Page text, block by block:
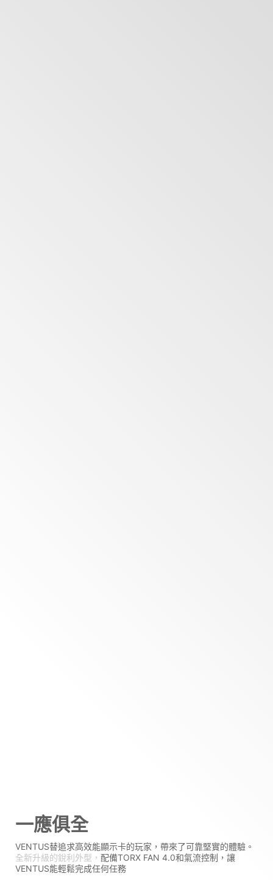
一應俱全
VENTUS替追求高效能顯示卡的玩家，帶來了可靠堅實的體驗。
全新升級的銳利外型， 配備TORX FAN 4.0和氣流控制，讓
VENTUS能輕鬆完成任何任務